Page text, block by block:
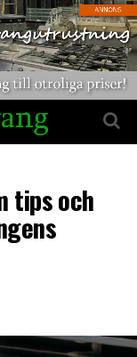
tips och